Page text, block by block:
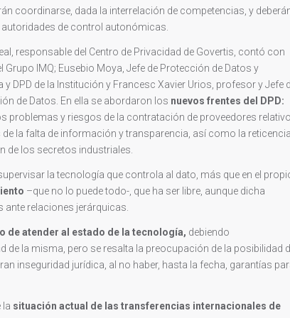
coordinarse, dada la interrelación de competencias, y
de control autonómicas.
responsable del Centro de Privacidad de Govertis, contó con
IMQ; Eusebio Moya, Jefe de Protección de Datos y
DPD de la Institución y Francesc Xavier Urios, profesor y Jefe
de Datos. En ella se abordaron los nuevos frentes del DPD:
problemas y riesgos de la contratación de proveedores
la falta de información y transparencia, así como la reticencia
de los secretos industriales.
la tecnología que controla al dato, más que en el
–que no lo puede todo-, que ha ser libre, aunque dicha
relaciones jerárquicas.
de atender al estado de la tecnología, debiendo
la misma, pero se resalta la preocupación de la posibilidad
inseguridad jurídica, al no haber, hasta la fecha, garantías
la situación actual de las transferencias internacionales de